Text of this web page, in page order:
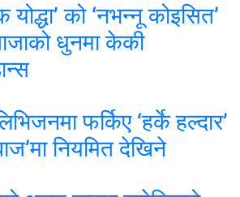
योद्धा’ को ‘नभन्नू कोइसित’
धुनमा केकी
फर्किए ‘हर्के हल्दार’
नियमित देखिने